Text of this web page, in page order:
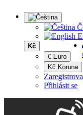
Kč
€ Euro
Kč Koruna
Přihlásit se